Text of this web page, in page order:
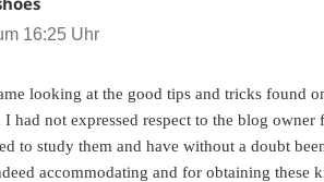
16:25 Uhr
looking at the good tips and tricks found
had not expressed respect to the blog owner
to study them and have without a doubt
accommodating and for obtaining these